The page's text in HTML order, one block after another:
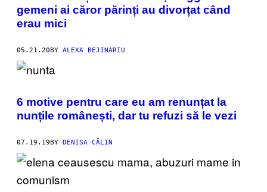
gemeni ai căror părinți au divorțat când
erau mici
05.21.20 BY ALEXA BEJINARIU
6 motive pentru care eu am renunțat la
nunțile românești, dar tu refuzi să le vezi
07.19.19BY DENISA CĂLIN